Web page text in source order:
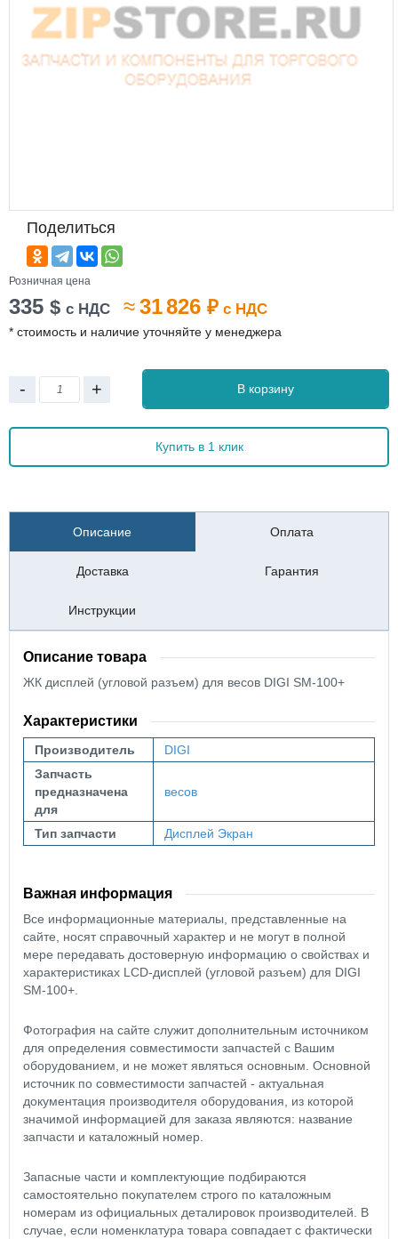
Поделиться
Розничная цена
335 $ с НДС ≈31 826 ₽ с НДС
* стоимость и наличие уточняйте у менеджера
- + В корзину
Купить в 1 клик
Описание Оплата
Доставка Гарантия
Инструкции
Описание товара
ЖК дисплей (угловой разъем) для весов DIGI SM-100+
Характеристики
Производитель
DIGI
Запчасть
предназначена
для
весов
Тип запчасти Дисплей Экран
Важная информация
Все информационные материалы, представленные на
сайте, носят справочный характер и не могут в полной
мере передавать достоверную информацию о свойствах и
характеристиках LCD-дисплей (угловой разъем) для DIGI
SM-100+.
Фотография на сайте служит дополнительным источником
для определения совместимости запчастей с Вашим
оборудованием, и не может являться основным. Основной
источник по совместимости запчастей - актуальная
документация производителя оборудования, из которой
значимой информацией для заказа являются: название
запчасти и каталожный номер.
Запасные части и комплектующие подбираются
самостоятельно покупателем строго по каталожным
номерам из официальных деталировок производителей. В
случае, если номенклатура товара совпадает с фактически